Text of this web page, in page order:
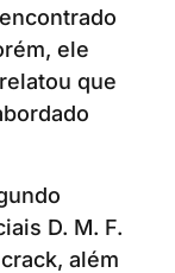
ele
que
D. M. F.
além